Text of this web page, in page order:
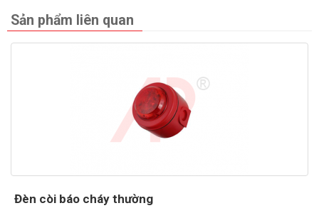
Sản phẩm liên quan
Đèn còi báo cháy thường